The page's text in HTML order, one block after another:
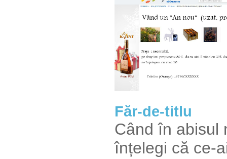
Făr-de-titlu
Când în abisul
înțelegi că ce-